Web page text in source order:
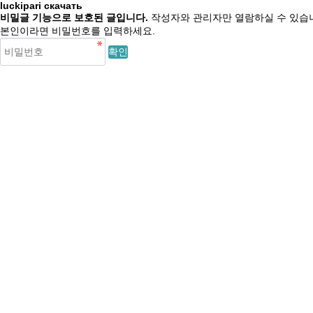
luckipari скачать
비밀글 기능으로 보호된 글입니다. 작성자와 관리자만 열람하실 수 있습
본인이라면 비밀번호를 입력하세요.